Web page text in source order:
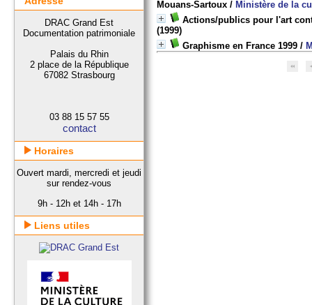
Mouans-Sartoux / Ministère de la
Actions/publics pour l'art
(1999)
Graphisme en France 1999 /
DRAC Grand Est
Documentation patrimoniale
Palais du Rhin
2 place de la République
67082 Strasbourg
03 88 15 57 55
contact
Horaires
Ouvert mardi, mercredi et jeudi
sur rendez-vous
9h - 12h et 14h - 17h
Liens utiles